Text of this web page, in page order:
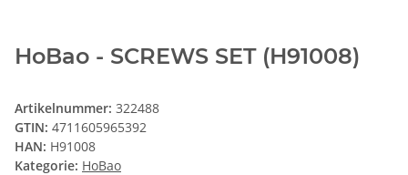
HoBao - SCREWS SET (H91008)
Artikelnummer: 322488
GTIN: 4711605965392
HAN: H91008
Kategorie: HoBao